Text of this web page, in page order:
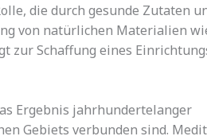
die durch gesunde Zutaten
von natürlichen Materialien
zur Schaffung eines
Ergebnis jahrhundertelanger
Gebiets verbunden sind.